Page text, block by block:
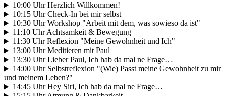
10:00 Uhr Herzlich Willkommen!
10:15 Uhr Check-In bei mir selbst
10:30 Uhr Workshop "Arbeit mit dem, was sowieso da ist"
11:10 Uhr Achtsamkeit & Bewegung
11:30 Uhr Reflexion "Meine Gewohnheit und Ich"
13:00 Uhr Meditieren mit Paul
13:30 Uhr Lieber Paul, Ich hab da mal ne Frage…
14:00 Uhr Selbstreflexion "(Wie) Passt meine Gewohnheit zu mir
und meinem Leben?"
14:45 Uhr Hey Siri, Ich hab da mal ne Frage…